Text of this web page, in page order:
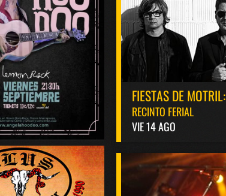
FIESTAS DE MOTRIL:
RECINTO FERIAL
VIE 14 AGO